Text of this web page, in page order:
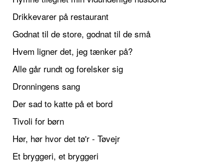
Drikkevarer på restaurant
Godnat til de store, godnat til de små
Hvem ligner det, jeg tænker på?
Alle går rundt og forelsker sig
Dronningens sang
Der sad to katte på et bord
Tivoli for børn
Hør, hør hvor det tø'r - Tøvejr
Et bryggeri, et bryggeri